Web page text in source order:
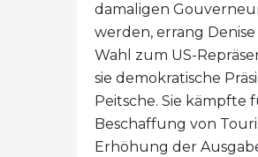
damaligen
werden, errang
Wahl zum US-
sie demokratische
Peitsche. Sie kämpfte
Beschaffung von
Erhöhung der